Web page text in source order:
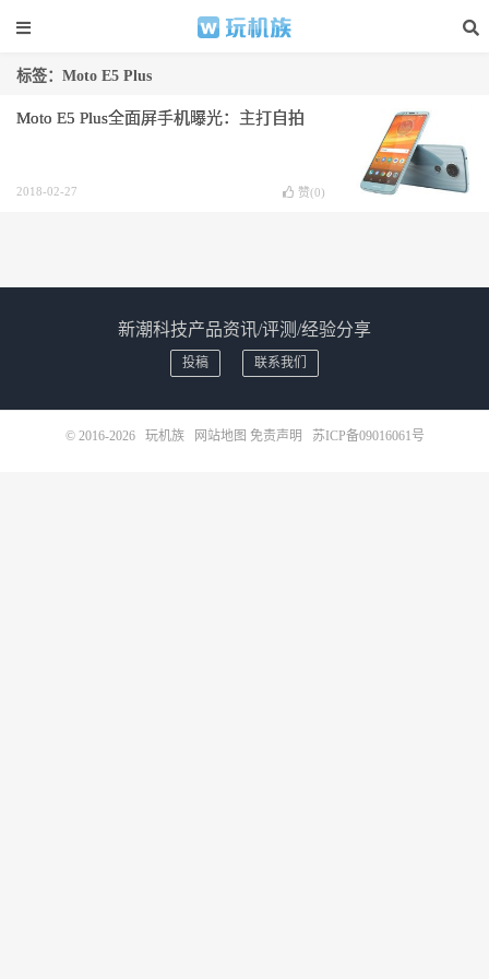
标签：Moto E5 Plus
Moto E5 Plus全面屏手机曝光：主打自拍
2018-02-27 赞(0)
新潮科技产品资讯/评测/经验分享
投稿 联系我们
© 2016-2026 玩机族 网站地图 免责声明 苏ICP备09016061号